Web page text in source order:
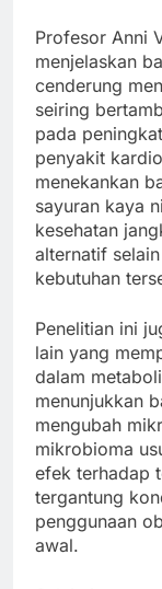
Profesor Anni
menjelaskan
cenderung
seiring
pada
penyakit
menekankan
sayuran kaya
kesehatan
alternatif
kebutuhan
Penelitian ini
lain yang
dalam
menunjukkan
mengubah
mikrobioma
efek terhadap
tergantung
penggunaan
awal.